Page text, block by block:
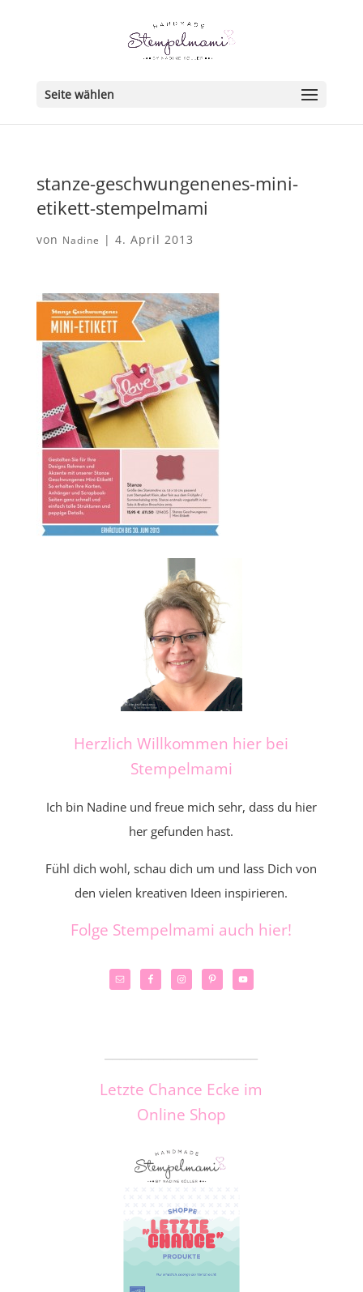
Seite wählen
stanze-geschwungenenes-mini-
etikett-stempelmami
von Nadine | 4. April 2013
Herzlich Willkommen hier bei
Stempelmami
Ich bin Nadine und freue mich sehr, dass du hier
her gefunden hast.
Fühl dich wohl, schau dich um und lass Dich von
den vielen kreativen Ideen inspirieren.
Folge Stempelmami auch hier!
Letzte Chance Ecke im
Online Shop